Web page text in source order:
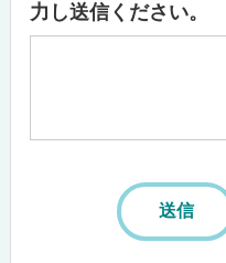
力し送信ください。